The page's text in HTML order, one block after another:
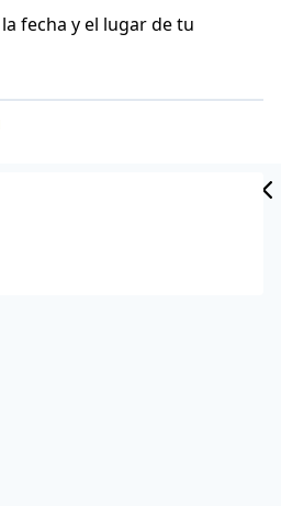
fecha y el lugar de tu
repugnante se necesitan